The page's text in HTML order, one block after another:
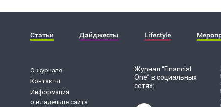
Статьи Дайджесты Lifestyle
О журнале
Контакты
Информация
о владельце сайта
Журнал “Financial
One” в социальных
сетях: